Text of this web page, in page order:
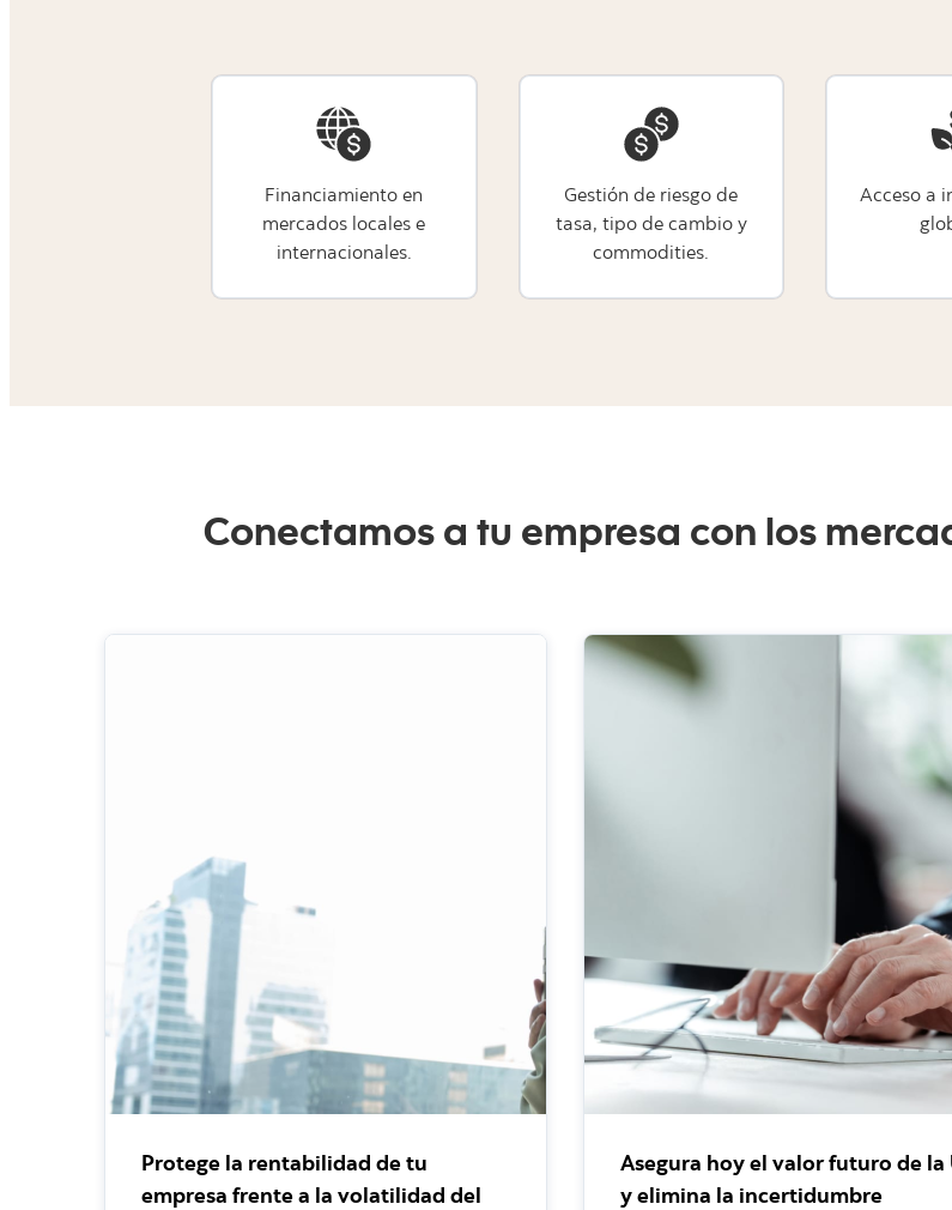
Financiamiento en
mercados locales e
internacionales.
Gestión de riesgo de
tasa, tipo de cambio y
commodities.
Acceso a
Conectamos a tu empresa con los
Protege la rentabilidad de tu
empresa frente a la volatilidad del
Asegura hoy el valor futuro de la
y elimina la incertidumbre